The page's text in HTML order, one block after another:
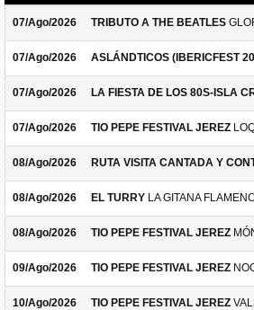
07/Ago/2026 TRIBUTO A THE BEATLES
07/Ago/2026 ASLÁNDTICOS (IBERICFEST
07/Ago/2026 LA FIESTA DE LOS 80S-ISLA
07/Ago/2026 TIO PEPE FESTIVAL JEREZ
08/Ago/2026 RUTA VISITA CANTADA Y
08/Ago/2026 EL TURRY LA GITANA
08/Ago/2026 TIO PEPE FESTIVAL JEREZ
09/Ago/2026 TIO PEPE FESTIVAL JEREZ
10/Ago/2026 TIO PEPE FESTIVAL JEREZ